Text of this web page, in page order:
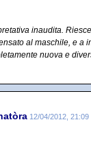
inaudita.
al maschile, e a
nuova e
12/04/2012, 21:09